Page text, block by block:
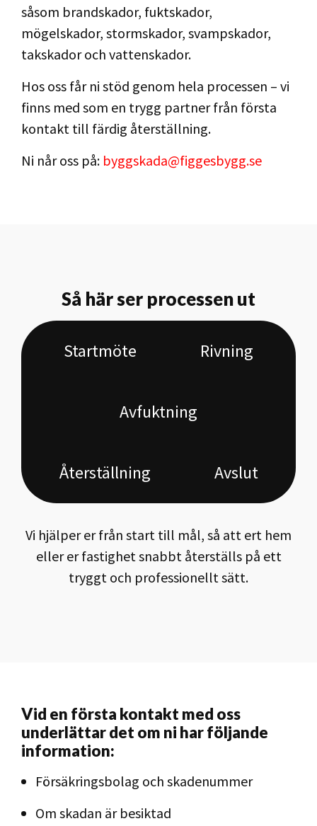
såsom brandskador, fuktskador,
mögelskador, stormskador, svampskador,
takskador och vattenskador.
Hos oss får ni stöd genom hela processen – vi
finns med som en trygg partner från första
kontakt till färdig återställning.
Ni når oss på: byggskada@figgesbygg.se
Så här ser processen ut
Startmöte Rivning
Avfuktning
Återställning Avslut
Vi hjälper er från start till mål, så att ert hem
eller er fastighet snabbt återställs på ett
tryggt och professionellt sätt.
Vid en första kontakt med oss
underlättar det om ni har följande
information:
Försäkringsbolag och skadenummer
Om skadan är besiktad